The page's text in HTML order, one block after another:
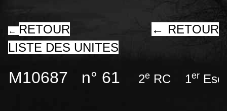
← RETOUR ← RETOUR
LISTE DES UNITES
M10687 n° 61 2e RC 1er